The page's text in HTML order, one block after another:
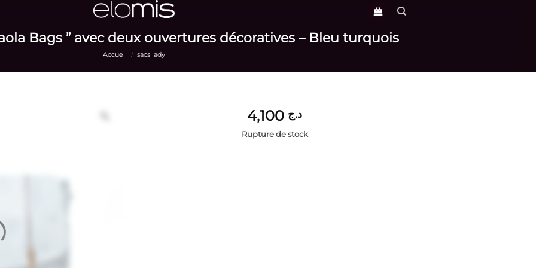
Bags ” avec deux ouvertures décoratives – Bleu turquois
Accueil / sacs lady
د.ج
Rupture de stock